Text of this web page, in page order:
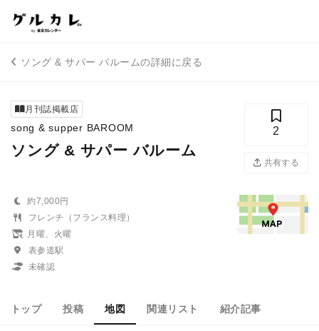
ソング & サパー バルームの詳細に戻る
月刊誌掲載店
song & supper BAROOM
ソング & サパー バルーム
2
共有する
約7,000円
フレンチ（フランス料理）
月曜、火曜
表参道駅
未確認
トップ 投稿 地図 関連リスト 紹介記事